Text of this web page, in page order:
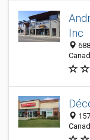
Inc